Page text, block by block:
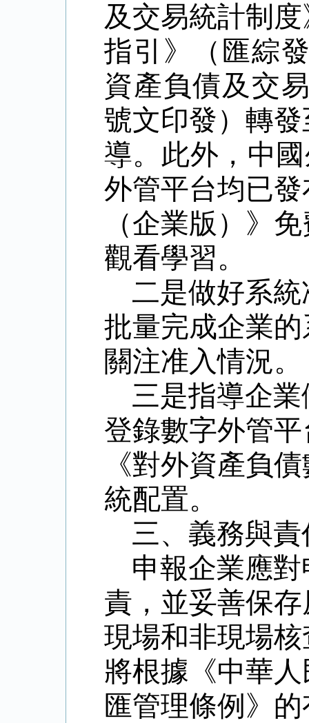
及交易統計制
指引》（匯綜
資產負債及交
號文印發）轉
導。此外，中
外管平台均已
（企業版）》
觀看學習。
二是做好系
批量完成企業
關注准入情況。
三是指導企
登錄數字外管
《對外資產負
統配置。
三、義務與責
申報企業應
責，並妥善保
現場和非現場
將根據《中華
匯管理條例》